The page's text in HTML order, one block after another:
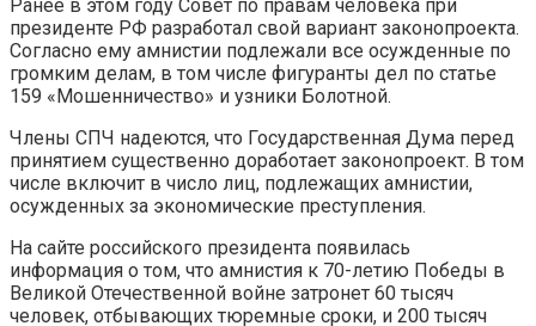
Ранее в этом году Совет по правам человека при
президенте РФ разработал свой вариант законопроекта.
Согласно ему амнистии подлежали все осужденные по
громким делам, в том числе фигуранты дел по статье
159 «Мошенничество» и узники Болотной.
Члены СПЧ надеются, что Государственная Дума перед
принятием существенно доработает законопроект. В том
числе включит в число лиц, подлежащих амнистии,
осужденных за экономические преступления.
На сайте российского президента появилась
информация о том, что амнистия к 70-летию Победы в
Великой Отечественной войне затронет 60 тысяч
человек, отбывающих тюремные сроки, и 200 тысяч